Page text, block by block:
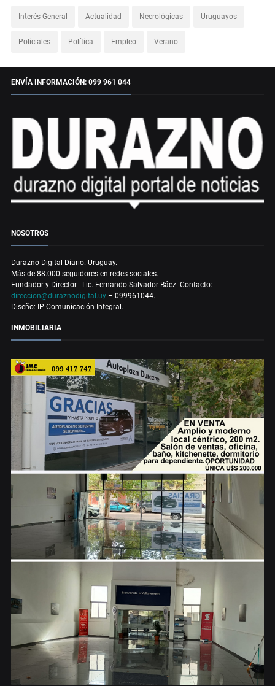
Interés General Actualidad Necrológicas Uruguayos
Policiales Política Empleo Verano
ENVÍA INFORMACIÓN: 099 961 044
NOSOTROS
Durazno Digital Diario. Uruguay.
Más de 88.000 seguidores en redes sociales.
Fundador y Director - Lic. Fernando Salvador Báez. Contacto:
direccion@duraznodigital.uy – 099961044.
Diseño: IP Comunicación Integral.
INMOBILIARIA